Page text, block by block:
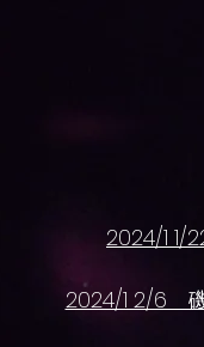
​2024/1
​2024/1 2/6 磯